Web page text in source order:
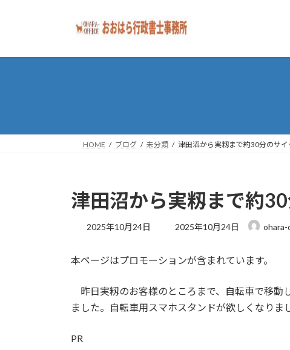
プ
動
HOME ブログ 未分類 津田沼から実籾まで約30分のサ
津田沼から実籾まで約
2025年10月24日
最
新
:
2025年10月24日
本ページはプロモーションが含まれています。
昨日実籾のお客様のところまで、自転車で移動
ました。自転車用スマホスタンドが欲しくなりま
PR